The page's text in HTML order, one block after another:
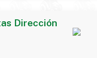
Dirección